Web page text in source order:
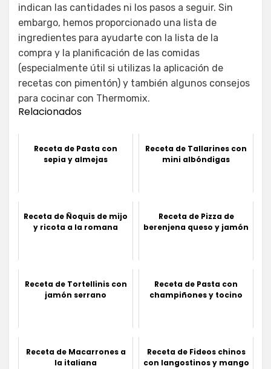
indican las cantidades ni los pasos a seguir. Sin
embargo, hemos proporcionado una lista de
ingredientes para ayudarte con la lista de la
compra y la planificación de las comidas
(especialmente útil si utilizas la aplicación de
recetas con pimentón) y también algunos consejos
para cocinar con Thermomix.
Relacionados
Receta de Pasta con
sepia y almejas
Receta de Tallarines con
mini albóndigas
Receta de Ñoquis de mijo
y ricota a la romana
Receta de Pizza de
berenjena queso y jamón
Receta de Tortellinis con
jamón serrano
Receta de Pasta con
champiñones y tocino
Receta de Macarrones a
la italiana
Receta de Fideos chinos
con langostinos y mango